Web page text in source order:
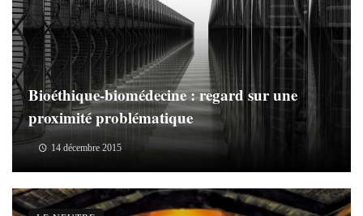
Bioéthique-biomédecine : regard sur une
proximité problématique
14 décembre 2015